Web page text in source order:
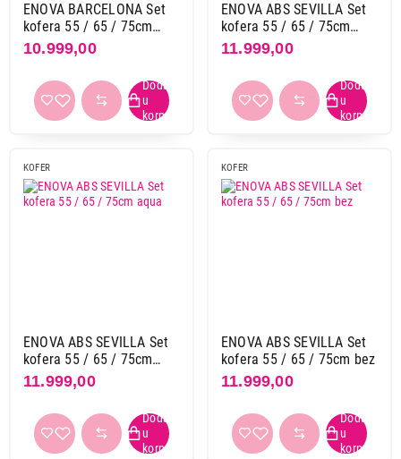
ENOVA BARCELONA Set
kofera 55 / 65 / 75cm
teget
10.999,00
ENOVA ABS SEVILLA Set
kofera 55 / 65 / 75cm
teget
11.999,00
KOFER
ENOVA ABS SEVILLA Set
kofera 55 / 65 / 75cm
aqua
11.999,00
KOFER
ENOVA ABS SEVILLA Set
kofera 55 / 65 / 75cm bez
11.999,00